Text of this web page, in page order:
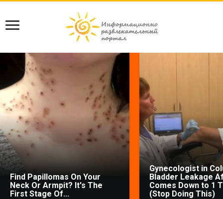
Find Papillomas On Your
Neck Or Armpit? It's The
First Stage Of...
Gynecologist in
Bladder Leakage
Comes Down to 1
(Stop Doing This)